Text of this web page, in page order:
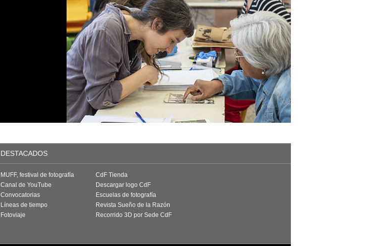
DESTACADOS
MUFF, festival de fotografía
Canal de YouTube
Convocatorias
Líneas de tiempo
Fotoviaje
CdF Tienda
Descargar logo CdF
Escuelas de fotografía
Revista Sueño de la Razón
Recorrido 3D por Sede CdF